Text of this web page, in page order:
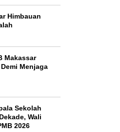
Himbauan
Makassar
Menjaga
Sekolah
Wali
2026